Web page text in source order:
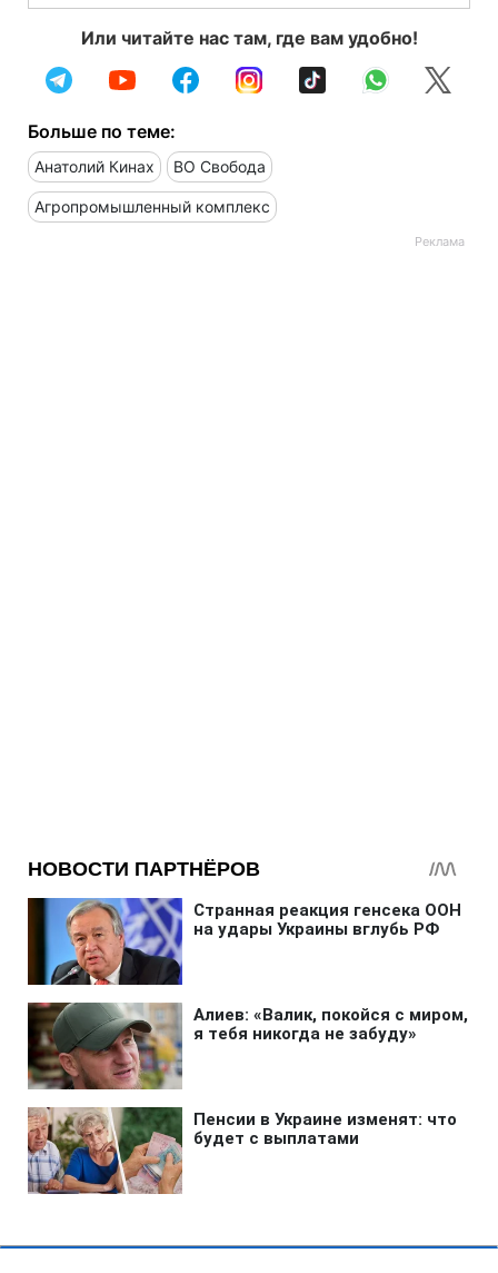
Или читайте нас там, где вам удобно!
Больше по теме:
Анатолий Кинах ВО Свобода
Агропромышленный комплекс